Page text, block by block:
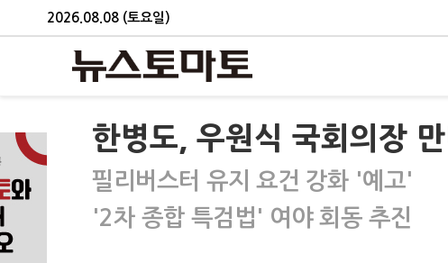
2026.08.08 (토요일)
한병도, 우원식 국회의장
필리버스터 유지 요건 강화 '예고'
'2차 종합 특검법' 여야 회동 추진